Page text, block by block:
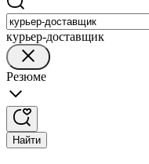
курьер-доставщик
Резюме
Найти